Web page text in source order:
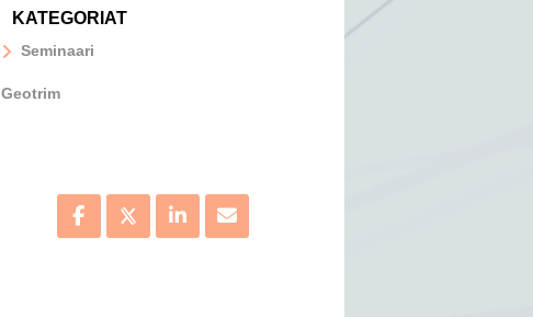
KATEGORIAT
Seminaari
Geotrim